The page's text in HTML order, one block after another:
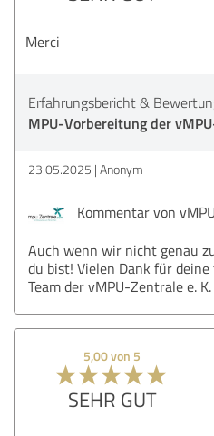
Merci
Erfahrungsbericht &
MPU-Vorbereitung der
23.05.2025 Anonym
Kommentar von
Auch wenn wir nicht genau
du bist! Vielen Dank für
Team der vMPU-Zentrale e. K.
5,00 von 5
SEHR GUT